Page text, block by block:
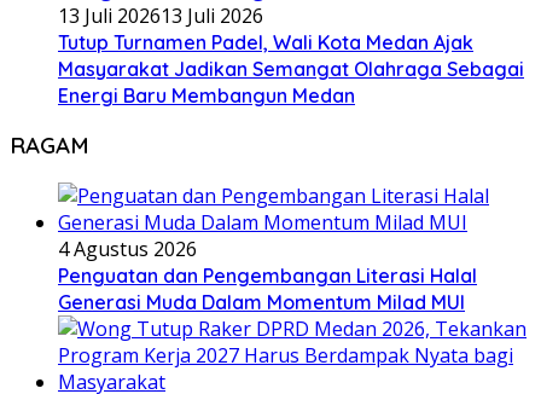
13 Juli 202613 Juli 2026
Tutup Turnamen Padel, Wali Kota Medan Ajak
Masyarakat Jadikan Semangat Olahraga Sebagai
Energi Baru Membangun Medan
RAGAM
4 Agustus 2026
Penguatan dan Pengembangan Literasi Halal
Generasi Muda Dalam Momentum Milad MUI